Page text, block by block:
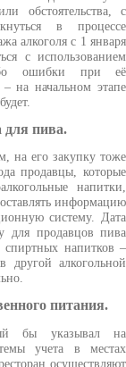
обстоятельства, с
в процессе
алкоголя с 1 января
с использованием
ошибки при её
на начальном этапе
для пива.
на его закупку тоже
продавцы, которые
напитки,
информацию
систему. Дата
для продавцов пива
спиртных напитков –
другой алкогольной
питания.
бы указывал на
учета в местах
осуществляют